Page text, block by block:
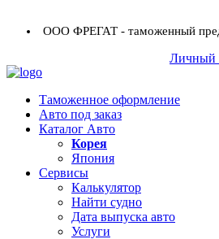
ООО ФРЕГАТ - таможенный
Личный
Таможенное оформление
Авто под заказ
Каталог Авто
Корея
Япония
Сервисы
Калькулятор
Найти судно
Дата выпуска авто
Услуги